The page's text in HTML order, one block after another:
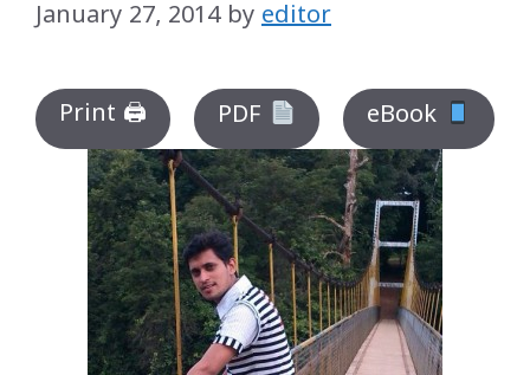
January 27, 2014 by editor
Print 🖨 PDF eBook